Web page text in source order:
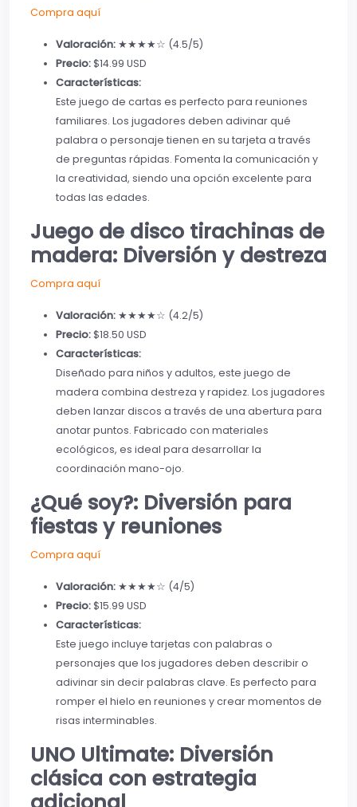
Compra aquí
Valoración: ★★★★☆ (4.5/5)
Precio:$14.99 USD
Características:
Este juego de cartas es perfecto para reuniones
familiares. Los jugadores deben adivinar qué
palabra o personaje tienen en su tarjeta a través
de preguntas rápidas. Fomenta la comunicación y
la creatividad, siendo una opción excelente para
todas las edades.
Juego de disco tirachinas de
madera: Diversión y destreza
Compra aquí
Valoración: ★★★★☆ (4.2/5)
Precio:$18.50 USD
Características:
Diseñado para niños y adultos, este juego de
madera combina destreza y rapidez. Los jugadores
deben lanzar discos a través de una abertura para
anotar puntos. Fabricado con materiales
ecológicos, es ideal para desarrollar la
coordinación mano-ojo.
¿Qué soy?: Diversión para
fiestas y reuniones
Compra aquí
Valoración: ★★★★☆ (4/5)
Precio:$15.99 USD
Características:
Este juego incluye tarjetas con palabras o
personajes que los jugadores deben describir o
adivinar sin decir palabras clave. Es perfecto para
romper el hielo en reuniones y crear momentos de
risas interminables.
UNO Ultimate: Diversión
clásica con estrategia